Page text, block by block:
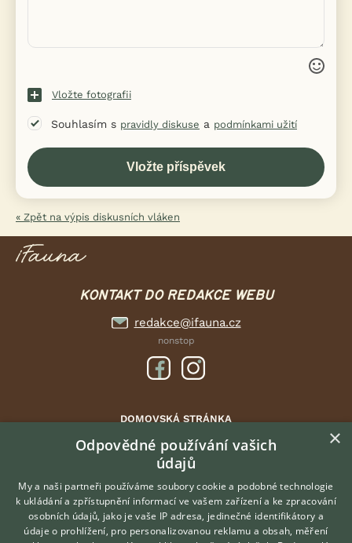
Vložte fotografii
Souhlasím s pravidly diskuse a podmínkami užití
« Zpět na výpis diskusních vláken
KONTAKT DO REDAKCE WEBU
redakce@ifauna.cz
nonstop
DOMOVSKÁ STRÁNKA
INZERCE
DISKUSE
ČLÁNKY
ATLAS
×
Odpovědné používání vašich
údajů
My a naši partneři používáme soubory cookie a podobné technologie
k ukládání a zpřístupnění informací ve vašem zařízení a ke zpracování
osobních údajů, jako je vaše IP adresa, jedinečné identifikátory a
údaje o prohlížení, pro personalizovanou reklamu a obsah, měření